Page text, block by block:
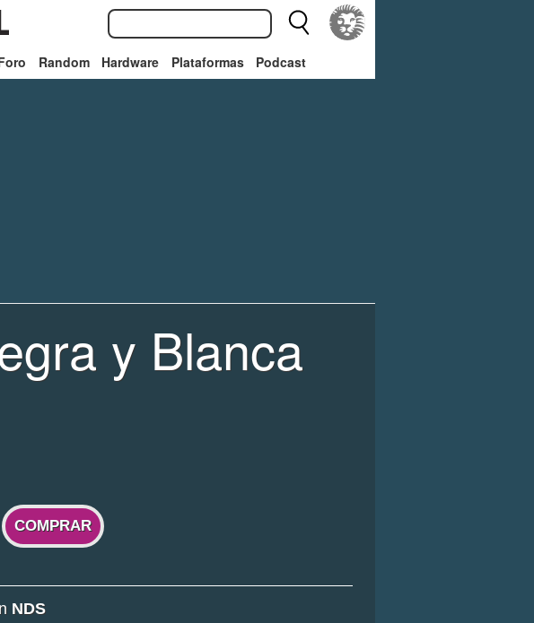
Random Hardware Plataformas Podcast
y Blanca
COMPRAR
NDS